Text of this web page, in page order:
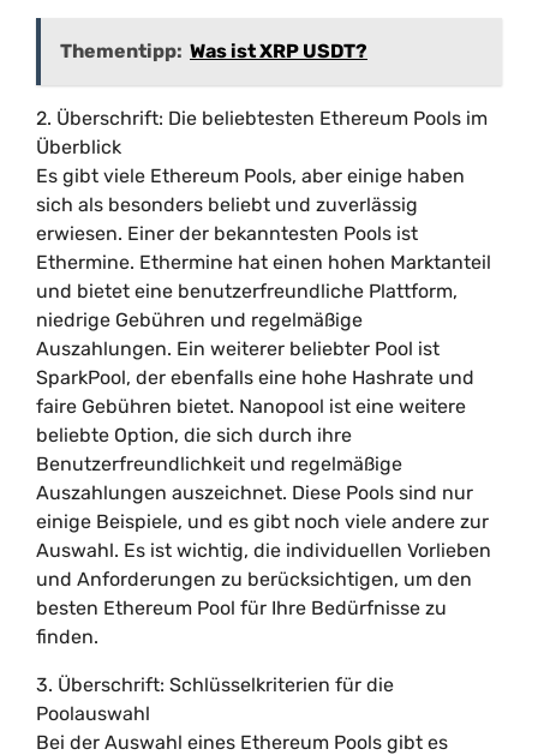
Thementipp: Was ist XRP USDT?
2. Überschrift: Die beliebtesten Ethereum Pools im
Überblick
Es gibt viele Ethereum Pools, aber einige haben
sich als besonders beliebt und zuverlässig
erwiesen. Einer der bekanntesten Pools ist
Ethermine. Ethermine hat einen hohen Marktanteil
und bietet eine benutzerfreundliche Plattform,
niedrige Gebühren und regelmäßige
Auszahlungen. Ein weiterer beliebter Pool ist
SparkPool, der ebenfalls eine hohe Hashrate und
faire Gebühren bietet. Nanopool ist eine weitere
beliebte Option, die sich durch ihre
Benutzerfreundlichkeit und regelmäßige
Auszahlungen auszeichnet. Diese Pools sind nur
einige Beispiele, und es gibt noch viele andere zur
Auswahl. Es ist wichtig, die individuellen Vorlieben
und Anforderungen zu berücksichtigen, um den
besten Ethereum Pool für Ihre Bedürfnisse zu
finden.
3. Überschrift: Schlüsselkriterien für die
Poolauswahl
Bei der Auswahl eines Ethereum Pools gibt es